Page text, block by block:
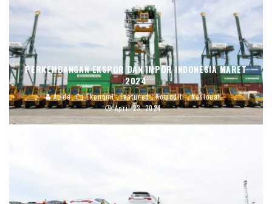
PERKEMBANGAN EKSPOR DAN IMPOR INDONESIA MARET
2024
Aride Ekonomi Featured Komoditi
Nasional
April 23, 2024